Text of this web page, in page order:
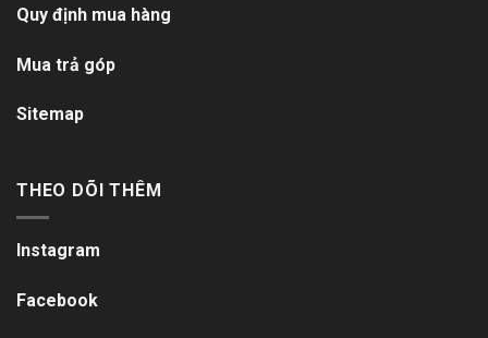
Quy định mua hàng
Mua trả góp
Sitemap
THEO DÕI THÊM
Instagram
Facebook